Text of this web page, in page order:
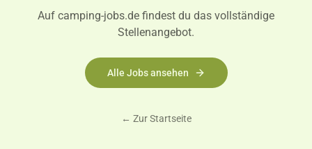
Auf camping-jobs.de findest du das vollständige
Stellenangebot.
Alle Jobs ansehen
← Zur Startseite